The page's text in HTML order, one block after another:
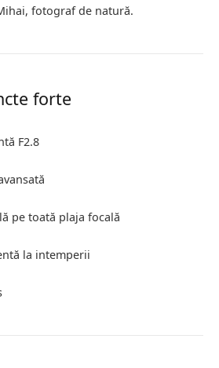
fotograf de natură.
forte
F2.8
pe toată plaja focală
la intemperii